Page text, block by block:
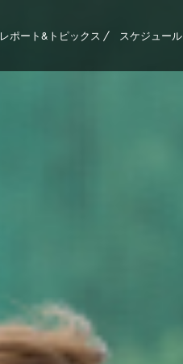
レポート&トピックス スケジュール